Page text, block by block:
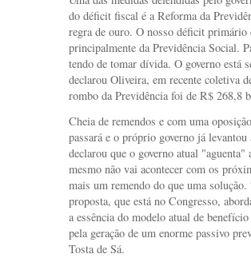
do déficit fiscal é a Reforma da
regra de ouro. O nosso déficit primário
principalmente da Previdência Social.
tendo de tomar dívida. O governo está
declarou Oliveira, em recente coletiva
rombo da Previdência foi de R$ 268,8
Cheia de remendos e com uma
passará e o próprio governo já
declarou que o governo atual
mesmo não vai acontecer com os
mais um remendo do que uma
proposta, que está no Congresso,
a essência do modelo atual de
pela geração de um enorme passivo
Tosta de Sá.